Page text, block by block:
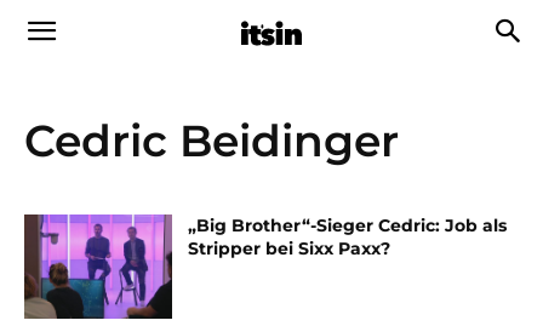
Cedric Beidinger
„Big Brother“-Sieger Cedric: Job als
Stripper bei Sixx Paxx?